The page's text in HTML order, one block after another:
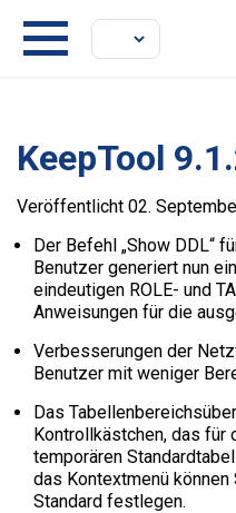
KeepTool
Veröffentlicht 02.
Der Befehl „Show DDL“
Benutzer generiert nun
eindeutigen ROLE- und
Anweisungen für die
Verbesserungen der
Benutzer mit weniger
Das
Kontrollkästchen, das für
temporären
das Kontextmenü
Standard festlegen.